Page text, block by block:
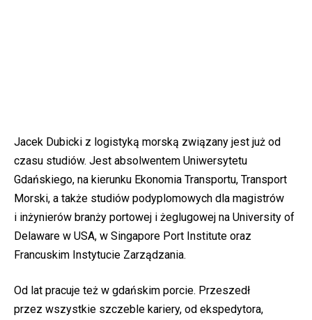
Jacek Dubicki z logistyką morską związany jest już od
czasu studiów. Jest absolwentem Uniwersytetu
Gdańskiego, na kierunku Ekonomia Transportu, Transport
Morski, a także studiów podyplomowych dla magistrów
i inżynierów branży portowej i żeglugowej na University of
Delaware w USA, w Singapore Port Institute oraz
Francuskim Instytucie Zarządzania.
Od lat pracuje też w gdańskim porcie. Przeszedł
przez wszystkie szczeble kariery, od ekspedytora,